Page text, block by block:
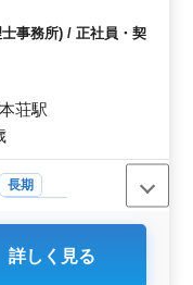
れており、長期的
可能で交通費も支
る点も魅力です。
会社設立、事業承継
※賞与あり 現在50
業です。 ぜひ今ま
る方のご応募お待ち
事務所) / 正社員・契
荘駅
長期
詳しく見る